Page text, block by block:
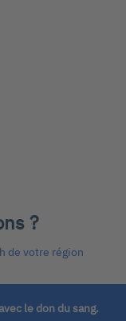
?
de votre région
le don du sang.